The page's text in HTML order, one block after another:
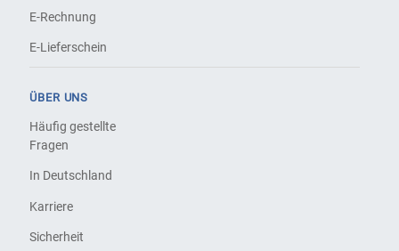
E-Rechnung
E-Lieferschein
ÜBER UNS
Häufig gestellte
Fragen
In Deutschland
Karriere
Sicherheit